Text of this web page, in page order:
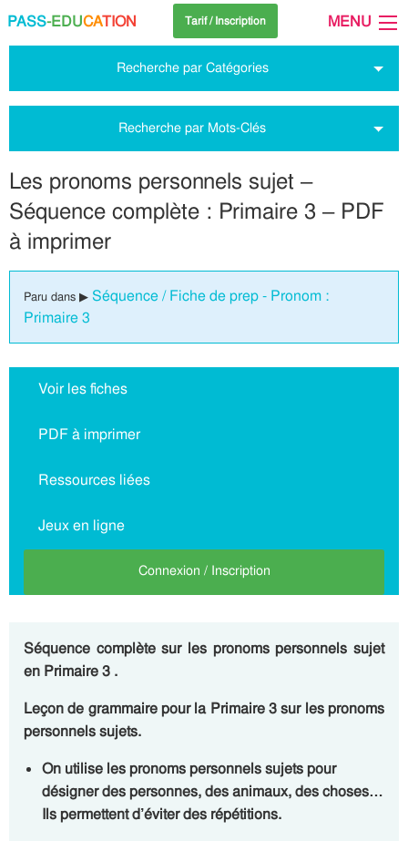
PASS-EDUCATION Tarif / Inscription MENU
Recherche par Catégories
Recherche par Mots-Clés
Les pronoms personnels sujet –
Séquence complète : Primaire 3 – PDF
à imprimer
Paru dans ▶ Séquence / Fiche de prep - Pronom :
Primaire 3
Voir les fiches
PDF à imprimer
Ressources liées
Jeux en ligne
Connexion / Inscription
Séquence complète sur les pronoms personnels sujet
en Primaire 3 .
Leçon de grammaire pour la Primaire 3 sur les pronoms
personnels sujets.
On utilise les pronoms personnels sujets pour
désigner des personnes, des animaux, des choses…
Ils permettent d’éviter des répétitions.